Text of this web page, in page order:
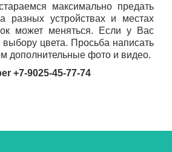
максимально предать
разных устройствах и местах
может меняться. Если у Вас
цвета. Просьба написать
дополнительные фото и видео.
+7-9025-45-77-74